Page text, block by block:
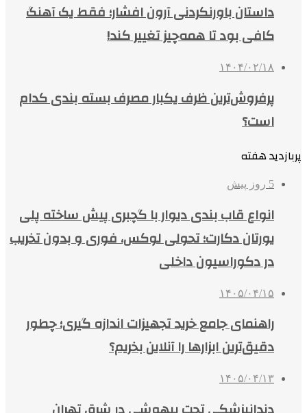
داستان باورنکردنی آرون افشار؛ فقط یک آهنگ
کافی بود تا همه‌چیز تغییر کند!
۱۴۰۴/۰۲/۱۸
پرفروش‌ترین ظرف یکبار مصرف بسته بندی کدام
است؟
پربازدید هفته
5 روز پیش
انواع قاب بندی دیوار با گچبری پیش ساخته پلی
یورتان دکارت؛ تحولی لوکس، فوری و بدون تخریب
در دکوراسیون داخلی
۱۴۰۵/۰۴/۱۵
راهنمای جامع خرید تجهیزات اندازه گیری؛ چطور
دقیق‌ترین ابزارها را آنلاین بخریم؟
۱۴۰۵/۰۴/۱۳